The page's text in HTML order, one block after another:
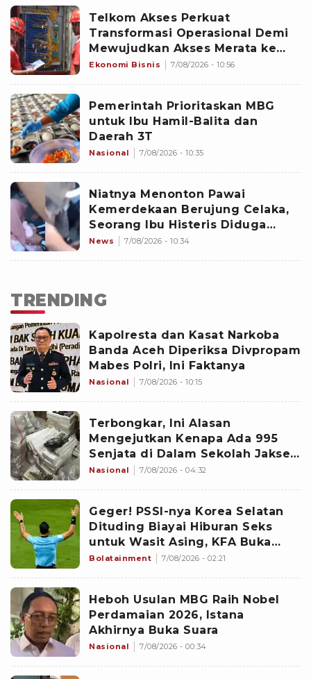
Telkom Akses Perkuat
Transformasi Operasional Demi
Mewujudkan Akses Merata ke
Seluruh Negeri
Ekonomi Bisnis 7/08/2026 - 10:56
Pemerintah Prioritaskan MBG
untuk Ibu Hamil-Balita dan
Daerah 3T
Nasional 7/08/2026 - 10:35
Niatnya Menonton Pawai
Kemerdekaan Berujung Celaka,
Seorang Ibu Histeris Diduga
Ditabrak Oknum Polisi
News 7/08/2026 - 10:34
TRENDING
Kapolresta dan Kasat Narkoba
Banda Aceh Diperiksa Divpropam
Mabes Polri, Ini Faktanya
Nasional 7/08/2026 - 10:15
Terbongkar, Ini Alasan
Mengejutkan Kenapa Ada 995
Senjata di Dalam Sekolah Jaksel
Sejak 2020
Nasional 7/08/2026 - 04:32
Geger! PSSI-nya Korea Selatan
Dituding Biayai Hiburan Seks
untuk Wasit Asing, KFA Buka
Suara
Bolatainment 7/08/2026 - 02:21
Heboh Usulan MBG Raih Nobel
Perdamaian 2026, Istana
Akhirnya Buka Suara
Nasional 7/08/2026 - 00:34